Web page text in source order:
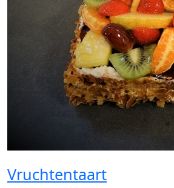
Vruchtentaart